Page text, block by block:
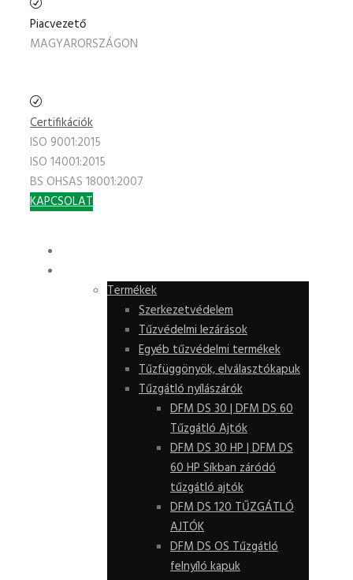
Piacvezető
MAGYARORSZÁGON
Certifikációk
ISO 9001:2015
ISO 14001:2015
BS OHSAS 18001:2007
KAPCSOLAT
Termékek
Szerkezetvédelem
Tűzvédelmi lezárások
Egyéb tűzvédelmi termékek
Tűzfüggönyök, elválasztókapuk
Tűzgátló nyílászárók
DFM DS 30 | DFM DS 60
Tűzgátló Ajtók
DFM DS 30 HP | DFM DS
60 HP Síkban záródó
tűzgátló ajtók
DFM DS 120 TŰZGÁTLÓ
AJTÓK
DFM DS OS Tűzgátló
felnyíló kapuk